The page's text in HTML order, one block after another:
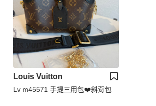
Louis Vuitton
Lv m45571 手提三用包❤️斜背包